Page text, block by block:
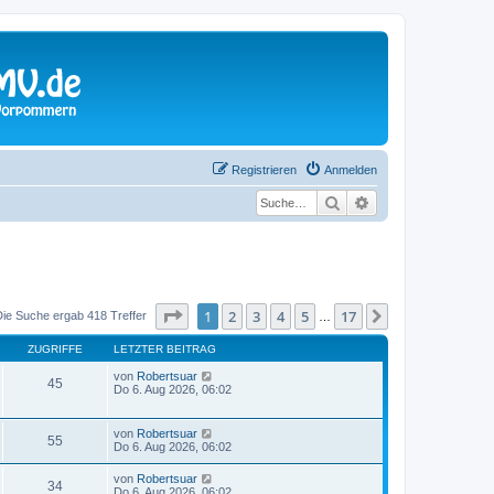
Anmelden
Registrieren
Suche
Suche ergab 418 Treffer Seite von17
1 2 3 4 5 17
ZUGRIFFE LETZTER BEITRAG
45 von Robertsuar
Do 6. Aug 2026, 06:02
55 von Robertsuar
Do 6. Aug 2026, 06:02
34 von Robertsuar
Do 6. Aug 2026, 06:02